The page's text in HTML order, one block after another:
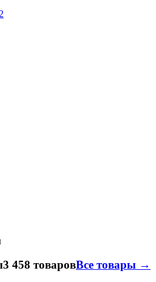
3 458 товаровВсе товары →